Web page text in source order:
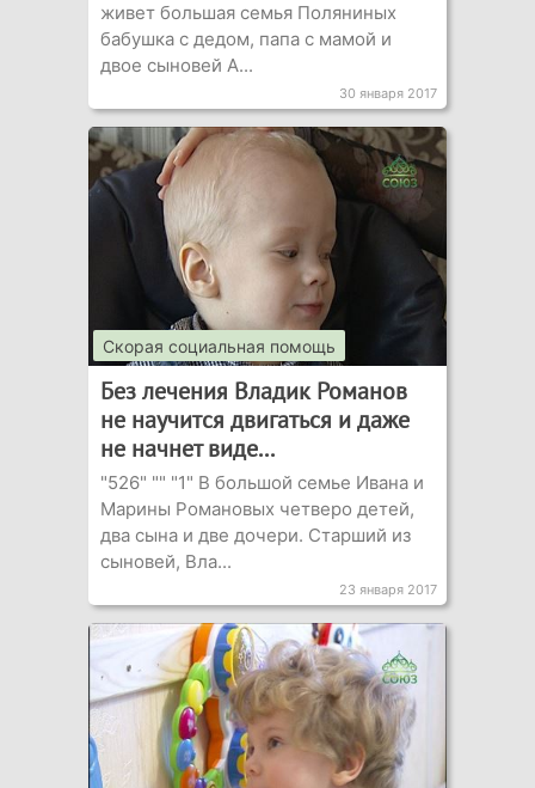
живет большая семья Поляниных
бабушка с дедом, папа с мамой и
двое сыновей А...
30 января 2017
Скорая социальная помощь
Без лечения Владик Романов
не научится двигаться и даже
не начнет виде...
"526" "" "1" В большой семье Ивана и
Марины Романовых четверо детей,
два сына и две дочери. Старший из
сыновей, Вла...
23 января 2017